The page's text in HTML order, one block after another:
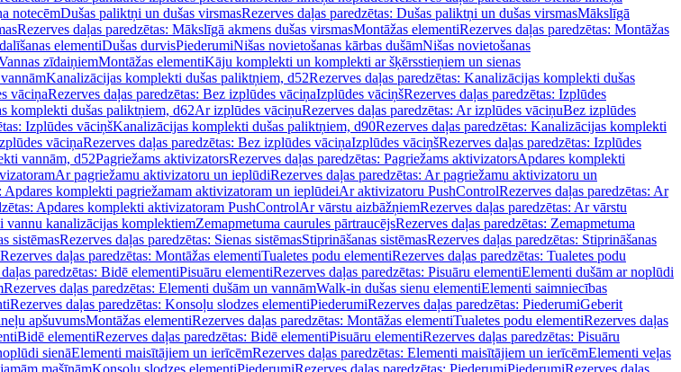
notecēmDušas paliktņi un dušas virsmasRezerves daļas paredzētas: Dušas paliktņi un dušas virsmasMākslīgā
Rezerves daļas paredzētas: Mākslīgā akmens dušas virsmasMontāžas elementiRezerves daļas paredzētas: Montāžas
elementiDušas durvisPiederumiNišas novietošanas kārbas dušāmNišas novietošanas
zīdaiņiemMontāžas elementiKāju komplekti un komplekti ar šķērsstieņiem un sienas
Kanalizācijas komplekti dušas paliktņiem, d52Rezerves daļas paredzētas: Kanalizācijas komplekti dušas
vāciņaRezerves daļas paredzētas: Bez izplūdes vāciņaIzplūdes vāciņšRezerves daļas paredzētas: Izplūdes
komplekti dušas paliktņiem, d62Ar izplūdes vāciņuRezerves daļas paredzētas: Ar izplūdes vāciņuBez izplūdes
Izplūdes vāciņšKanalizācijas komplekti dušas paliktņiem, d90Rezerves daļas paredzētas: Kanalizācijas komplekti
vāciņaRezerves daļas paredzētas: Bez izplūdes vāciņaIzplūdes vāciņšRezerves daļas paredzētas: Izplūdes
vannām, d52Pagriežams aktivizatorsRezerves daļas paredzētas: Pagriežams aktivizatorsApdares komplekti
Ar pagriežamu aktivizatoru un ieplūdiRezerves daļas paredzētas: Ar pagriežamu aktivizatoru un
Apdares komplekti pagriežamam aktivizatoram un ieplūdeiAr aktivizatoru PushControlRezerves daļas paredzētas: Ar
Apdares komplekti aktivizatoram PushControlAr vārstu aizbāžņiemRezerves daļas paredzētas: Ar vārstu
vannu kanalizācijas komplektiemZemapmetuma caurules pārtraucējsRezerves daļas paredzētas: Zemapmetuma
sistēmasRezerves daļas paredzētas: Sienas sistēmasStiprināšanas sistēmasRezerves daļas paredzētas: Stiprināšanas
Rezerves daļas paredzētas: Montāžas elementiTualetes podu elementiRezerves daļas paredzētas: Tualetes podu
paredzētas: Bidē elementiPisuāru elementiRezerves daļas paredzētas: Pisuāru elementiElementi dušām ar noplūdi
Rezerves daļas paredzētas: Elementi dušām un vannāmWalk-in dušas sienu elementiElementi saimniecības
Rezerves daļas paredzētas: Konsoļu slodzes elementiPiederumiRezerves daļas paredzētas: PiederumiGeberit
apšuvumsMontāžas elementiRezerves daļas paredzētas: Montāžas elementiTualetes podu elementiRezerves daļas
Bidē elementiRezerves daļas paredzētas: Bidē elementiPisuāru elementiRezerves daļas paredzētas: Pisuāru
sienāElementi maisītājiem un ierīcēmRezerves daļas paredzētas: Elementi maisītājiem un ierīcēmElementi veļas
mašīnāmKonsoļu slodzes elementiPiederumiRezerves daļas paredzētas: PiederumiPiederumiRezerves daļas